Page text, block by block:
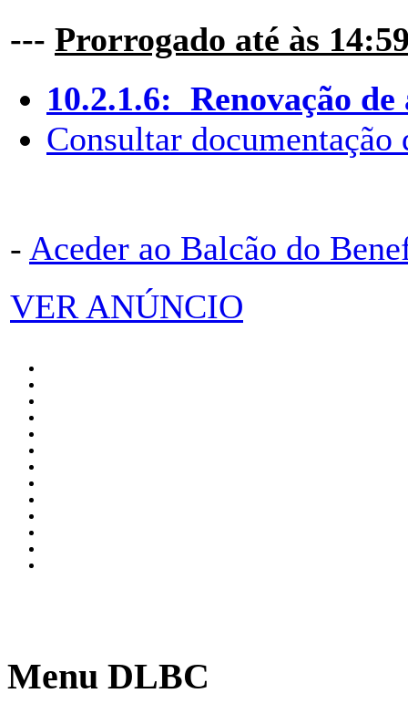
--- Prorrogado até às
10.2.1.6: Renovação de
Consultar documentação
- Aceder ao Balcão do
VER ANÚNCIO
Menu DLBC